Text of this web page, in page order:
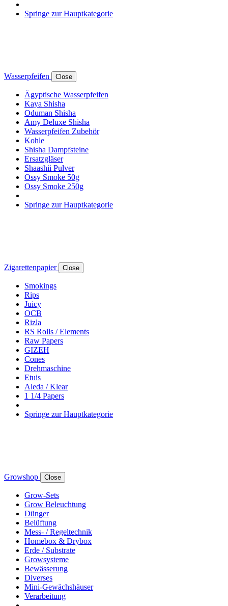
Springe zur Hauptkategorie
Wasserpfeifen Close
Ägyptische Wasserpfeifen
Kaya Shisha
Oduman Shisha
Amy Deluxe Shisha
Wasserpfeifen Zubehör
Kohle
Shisha Dampfsteine
Ersatzgläser
Shaashii Pulver
Ossy Smoke 50g
Ossy Smoke 250g
Springe zur Hauptkategorie
Zigarettenpapier Close
Smokings
Rips
Juicy
OCB
Rizla
RS Rolls / Elements
Raw Papers
GIZEH
Cones
Drehmaschine
Etuis
Aleda / Klear
1 1/4 Papers
Springe zur Hauptkategorie
Growshop Close
Grow-Sets
Grow Beleuchtung
Dünger
Belüftung
Mess- / Regeltechnik
Homebox & Drybox
Erde / Substrate
Growsysteme
Bewässerung
Diverses
Mini-Gewächshäuser
Verarbeitung